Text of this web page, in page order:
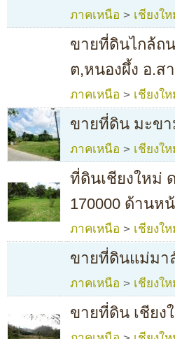
ภาคเหนือ > เชียงใ
ขายที่ดินไกล้ถ
ต,หนองผึ้ง อ.ส
ภาคเหนือ > เชียงใ
ขายที่ดิน มะขา
ภาคเหนือ > เชียงใ
ที่ดินเชียงใหม่
170000 ด้านห
ภาคเหนือ > เชียงใ
ขายที่ดินแม่มา
ภาคเหนือ > เชียงใ
ขายที่ดิน เชียง